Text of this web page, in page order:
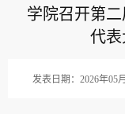
学院召开第
代
发表日期：2026年05